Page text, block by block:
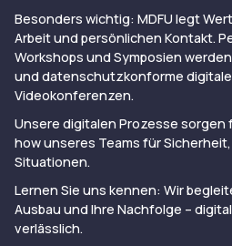
Besonders wichtig: MDFU legt
Arbeit und persönlichen Kontakt.
Workshops und Symposien
und datenschutzkonforme
Videokonferenzen.
Unsere digitalen Prozesse sorgen
how unseres Teams für
Situationen.
Lernen Sie uns kennen: Wir
Ausbau und Ihre Nachfolge –
verlässlich.